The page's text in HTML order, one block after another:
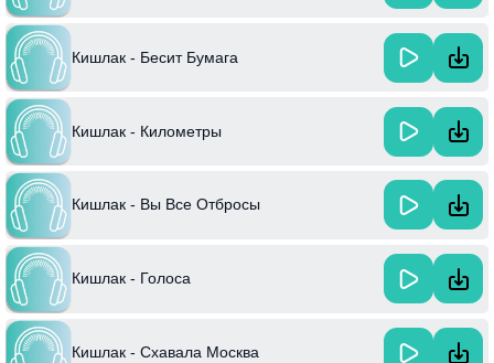
Кишлак - Бесит Бумага
Кишлак - Километры
Кишлак - Вы Все Отбросы
Кишлак - Голоса
Кишлак - Схавала Москва